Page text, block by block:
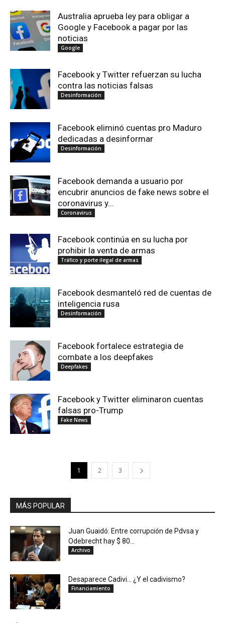
Australia aprueba ley para obligar a
Google y Facebook a pagar por las
noticias
Google
Facebook y Twitter refuerzan su lucha
contra las noticias falsas
Desinformación
Facebook eliminó cuentas pro Maduro
dedicadas a desinformar
Desinformación
Facebook demanda a usuario por
encubrir anuncios de fake news sobre el
coronavirus y...
Coronavirus
Facebook continúa en su lucha por
prohibir la venta de armas
Tráfico y porte ilegal de armas
Facebook desmanteló red de cuentas de
inteligencia rusa
Desinformación
Facebook fortalece estrategia de
combate a los deepfakes
Deepfakes
Facebook y Twitter eliminaron cuentas
falsas pro-Trump
Fake News
1 2 3
MÁS POPULAR
Juan Guaidó: Entre corrupción de Pdvsa y
Odebrecht hay $ 80...
Archivo
Desaparece Cadivi… ¿Y el cadivismo?
Financiamiento